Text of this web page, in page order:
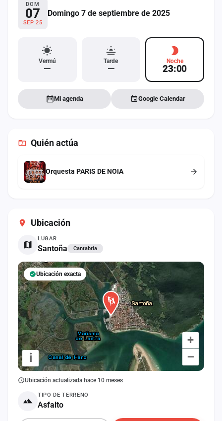
Ubicación
LUGAR
Santoña Cantabria
+
–
i
Ubicación exacta
Ubicación actualizada hace 10 meses
TIPO DE TERRENO
Asfalto
DOM
07
SEP 25
Domingo 7 de septiembre de 2025
Vermú
—
Tarde
—
Noche
23:00
Mi agenda Google Calendar
Quién actúa
Orquesta PARIS DE NOIA
Contacto